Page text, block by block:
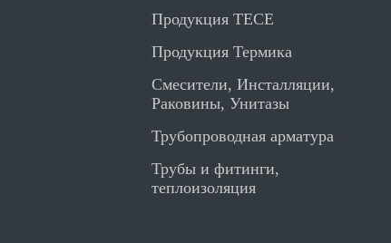
Продукция TECE
Продукция Термика
Смесители, Инсталляции,
Раковины, Унитазы
Трубопроводная арматура
Трубы и фитинги,
теплоизоляция